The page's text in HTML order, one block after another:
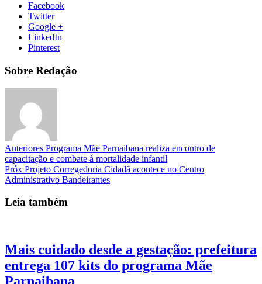
Facebook
Twitter
Google +
LinkedIn
Pinterest
Sobre Redação
Anteriores Programa Mãe Parnaibana realiza encontro de
capacitação e combate à mortalidade infantil
Próx Projeto Corregedoria Cidadã acontece no Centro
Administrativo Bandeirantes
Leia também
Mais cuidado desde a gestação: prefeitura
entrega 107 kits do programa Mãe